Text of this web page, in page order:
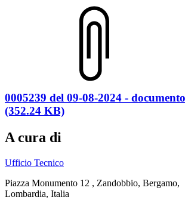
0005239 del 09-08-2024 -
(352.24 KB)
A cura di
Ufficio Tecnico
Piazza Monumento 12 , Zandobbio, Bergamo,
Lombardia, Italia